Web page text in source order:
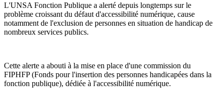
L'UNSA Fonction Publique a alerté depuis longtemps sur le
problème croissant du défaut d'accessibilité numérique, cause
notamment de l'exclusion de personnes en situation de handicap de
nombreux services publics.
Cette alerte a abouti à la mise en place d'une commission du
FIPHFP (Fonds pour l'insertion des personnes handicapées dans la
fonction publique), dédiée à l'accessibilité numérique.